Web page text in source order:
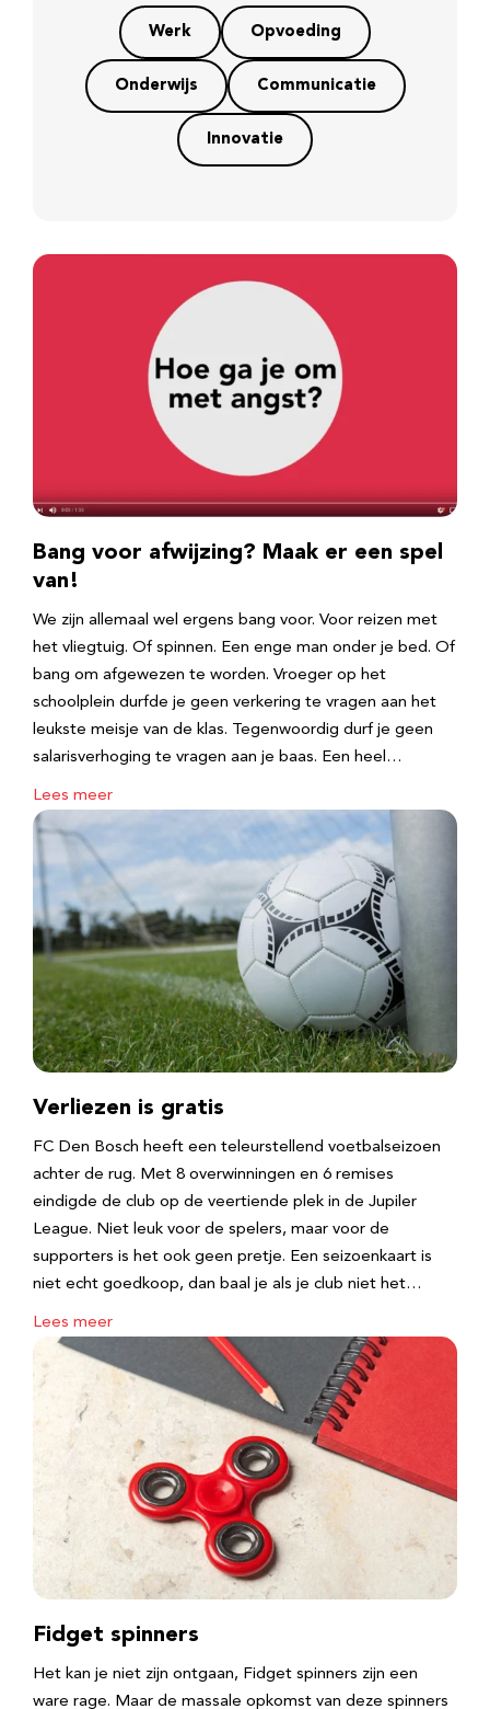
Werk Opvoeding
Onderwijs Communicatie
Innovatie
Bang voor afwijzing? Maak er een spel
van!
We zijn allemaal wel ergens bang voor. Voor reizen met
het vliegtuig. Of spinnen. Een enge man onder je bed. Of
bang om afgewezen te worden. Vroeger op het
schoolplein durfde je geen verkering te vragen aan het
leukste meisje van de klas. Tegenwoordig durf je geen
salarisverhoging te vragen aan je baas. Een heel…
Lees meer
Verliezen is gratis
FC Den Bosch heeft een teleurstellend voetbalseizoen
achter de rug. Met 8 overwinningen en 6 remises
eindigde de club op de veertiende plek in de Jupiler
League. Niet leuk voor de spelers, maar voor de
supporters is het ook geen pretje. Een seizoenkaart is
niet echt goedkoop, dan baal je als je club niet het…
Lees meer
Fidget spinners
Het kan je niet zijn ontgaan, Fidget spinners zijn een
ware rage. Maar de massale opkomst van deze spinners